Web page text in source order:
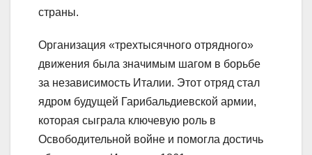
страны.
Организация «трехтысячного отрядного»
движения была значимым шагом в борьбе
за независимость Италии. Этот отряд стал
ядром будущей Гарибальдиевской армии,
которая сыграла ключевую роль в
Освободительной войне и помогла достичь